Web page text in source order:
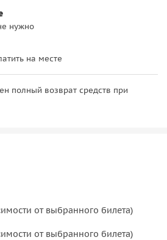
нужно
на месте
полный возврат средств при
от выбранного билета)
от выбранного билета)